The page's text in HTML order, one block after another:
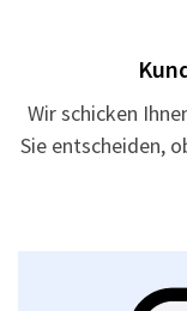
Wir schicken
Sie entscheiden,